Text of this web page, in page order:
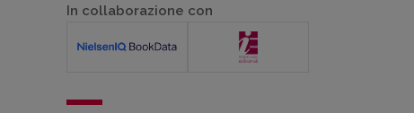
In collaborazione con